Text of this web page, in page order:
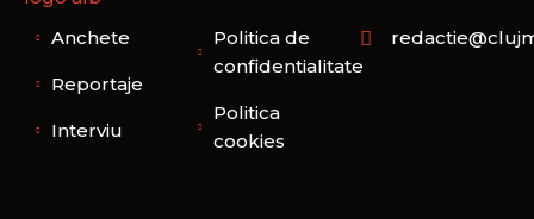
Anchete
Reportaje
Interviu
Politica de
confidentialitate
Politica
cookies